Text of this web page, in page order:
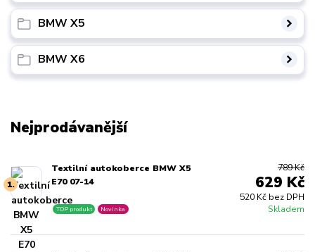
BMW X5
BMW X6
Nejprodávanější
1.
Textilní autokoberce BMW X5
E70 07-14
Skladem
TOP produkt Novinka
789 Kč
629 Kč
520 Kč bez DPH